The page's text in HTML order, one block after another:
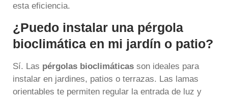
esta eficiencia.
¿Puedo instalar una pérgola
bioclimática en mi jardín o patio?
Sí. Las pérgolas bioclimáticas son ideales para
instalar en jardines, patios o terrazas. Las lamas
orientables te permiten regular la entrada de luz y